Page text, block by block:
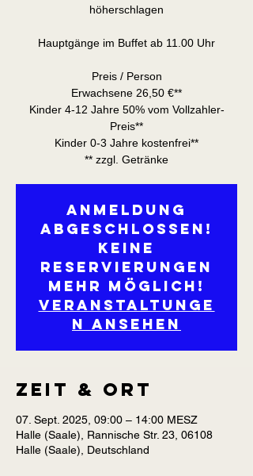
höherschlagen
Hauptgänge im Buffet ab 11.00 Uhr
Preis / Person
Erwachsene 26,50 €**
Kinder 4-12 Jahre 50% vom Vollzahler-
Preis**
Kinder 0-3 Jahre kostenfrei**
** zzgl. Getränke
Anmeldung
abgeschlossen!
Keine
Reservierungen
mehr möglich!
Veranstaltunge
n ansehen
Zeit & Ort
07. Sept. 2025, 09:00 – 14:00 MESZ
Halle (Saale), Rannische Str. 23, 06108
Halle (Saale), Deutschland